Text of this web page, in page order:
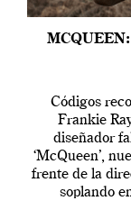
Códigos
Frankie
diseñador
‘McQueen’,
frente de la
soplando